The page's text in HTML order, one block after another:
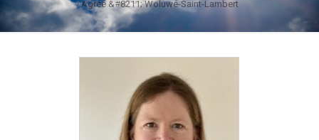
Agréé &#8211; Woluwé-Saint-Lambert